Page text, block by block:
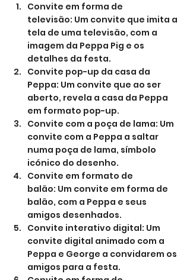
Convite em forma de
televisão: Um convite que imita a
tela de uma televisão, com a
imagem da Peppa Pig e os
detalhes da festa.
Convite pop-up da casa da
Peppa: Um convite que ao ser
aberto, revela a casa da Peppa
em formato pop-up.
Convite com a poça de lama: Um
convite com a Peppa a saltar
numa poça de lama, símbolo
icónico do desenho.
Convite em formato de
balão: Um convite em forma de
balão, com a Peppa e seus
amigos desenhados.
Convite interativo digital: Um
convite digital animado com a
Peppa e George a convidarem os
amigos para a festa.